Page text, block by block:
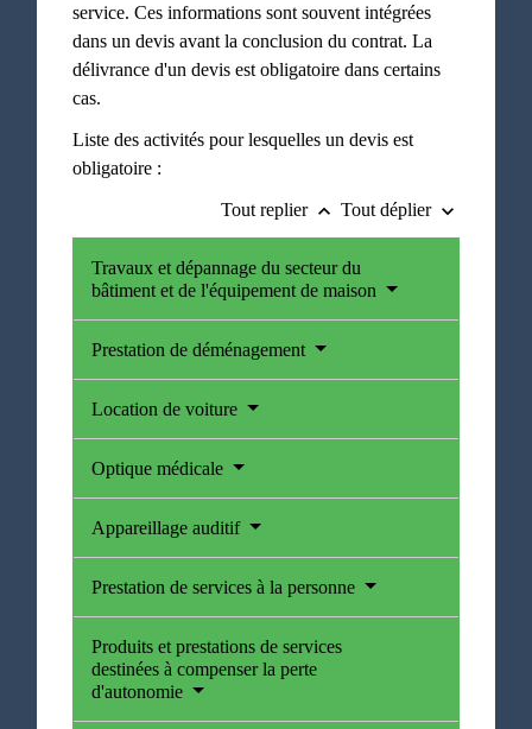
service. Ces informations sont souvent intégrées
dans un devis avant la conclusion du contrat. La
délivrance d'un devis est obligatoire dans certains
cas.
Liste des activités pour lesquelles un devis est
obligatoire :
Tout replier keyboard_arrow_up Tout déplier keyboard_arrow_down
Travaux et dépannage du secteur du
bâtiment et de l'équipement de maison
Prestation de déménagement
Location de voiture
Optique médicale
Appareillage auditif
Prestation de services à la personne
Produits et prestations de services
destinées à compenser la perte
d'autonomie